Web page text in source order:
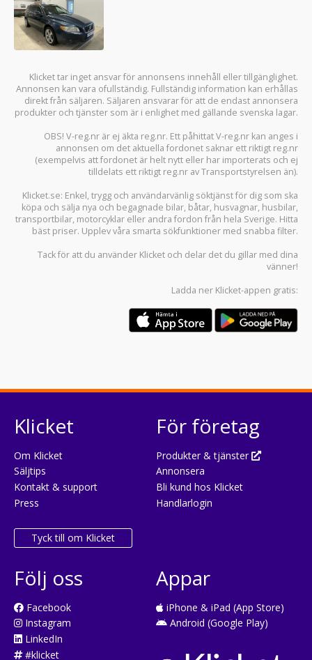
Klicket tar inget ansvar för annonsens innehåll eller tillgänglighet.
Annonsen kan vara ofullständig. Fullständig information kan erhållas
direkt från säljaren. Säljaren ansvarar för att de endast annonsera
produkter och tjänster som är i enlighet med gällande svenska lagar.
OBS! V-reg.nr är ej äkta reg.nr. Ett påhittat V-reg.nr kan anges i
annonsen om det aktuella fordonet saknar ett riktigt reg.nr
(exempelvis att fordonet är helt nytt eller har importerats och ej
tilldelats ett riktigt reg.nr av Transportstyrelsen än).
Klicket.se: Enkel, trygg och användarvänlig söktjänst för dig som ska
köpa och sälja nya och begagnade bilar, båtar, husvagnar, husbilar,
transportbilar, motorcyklar eller andra fordon från hela Sverige. Hitta
bäst priser. Upplev våra smarta sökfunktioner med snabba filter.
Tack för att du använder Klicket och delar det du gillar med dina
vänner!
Ladda ner Klicket-appen gratis:
Klicket
Om Klicket
Säljtips
Kontakt & support
Press
Tyck till om Klicket
För företag
Produkter & tjänster
Annonsera
Bli kund hos Klicket
Handlarlogin
Följ oss
Facebook
Instagram
LinkedIn
#klicket
Appar
iPhone & iPad (App Store)
Android (Google Play)